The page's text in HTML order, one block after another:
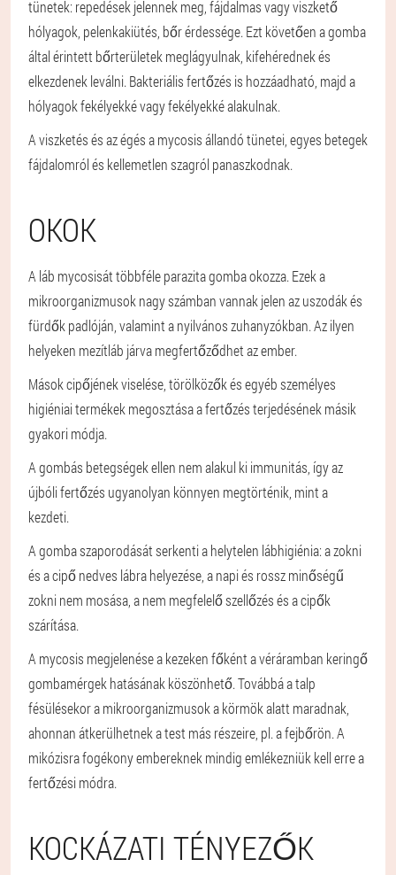
tünetek: repedések jelennek meg, fájdalmas vagy viszkető
hólyagok, pelenkakiütés, bőr érdessége. Ezt követően a gomba
által érintett bőrterületek meglágyulnak, kifehérednek és
elkezdenek leválni. Bakteriális fertőzés is hozzáadható, majd a
hólyagok fekélyekké vagy fekélyekké alakulnak.
A viszketés és az égés a mycosis állandó tünetei, egyes betegek
fájdalomról és kellemetlen szagról panaszkodnak.
OKOK
A láb mycosisát többféle parazita gomba okozza. Ezek a
mikroorganizmusok nagy számban vannak jelen az uszodák és
fürdők padlóján, valamint a nyilvános zuhanyzókban. Az ilyen
helyeken mezítláb járva megfertőződhet az ember.
Mások cipőjének viselése, törölközők és egyéb személyes
higiéniai termékek megosztása a fertőzés terjedésének másik
gyakori módja.
A gombás betegségek ellen nem alakul ki immunitás, így az
újbóli fertőzés ugyanolyan könnyen megtörténik, mint a
kezdeti.
A gomba szaporodását serkenti a helytelen lábhigiénia: a zokni
és a cipő nedves lábra helyezése, a napi és rossz minőségű
zokni nem mosása, a nem megfelelő szellőzés és a cipők
szárítása.
A mycosis megjelenése a kezeken főként a véráramban keringő
gombamérgek hatásának köszönhető. Továbbá a talp
fésülésekor a mikroorganizmusok a körmök alatt maradnak,
ahonnan átkerülhetnek a test más részeire, pl. a fejbőrön. A
mikózisra fogékony embereknek mindig emlékezniük kell erre a
fertőzési módra.
KOCKÁZATI TÉNYEZŐK